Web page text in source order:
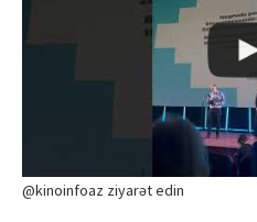
@kinoinfoaz ziyarət edin